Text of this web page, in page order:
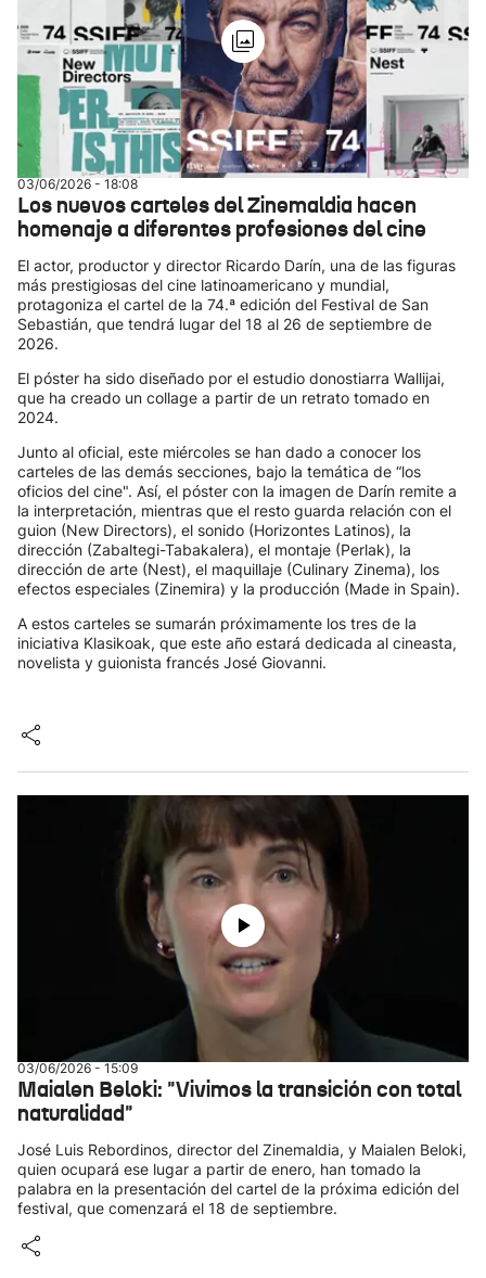
03/06/2026 - 18:08
Los nuevos carteles del Zinemaldia hacen
homenaje a diferentes profesiones del cine
El actor, productor y director Ricardo Darín, una de las figuras
más prestigiosas del cine latinoamericano y mundial,
protagoniza el cartel de la 74.ª edición del Festival de San
Sebastián, que tendrá lugar del 18 al 26 de septiembre de
2026.
El póster ha sido diseñado por el estudio donostiarra Wallijai,
que ha creado un collage a partir de un retrato tomado en
2024.
Junto al oficial, este miércoles se han dado a conocer los
carteles de las demás secciones, bajo la temática de “los
oficios del cine". Así, el póster con la imagen de Darín remite a
la interpretación, mientras que el resto guarda relación con el
guion (New Directors), el sonido (Horizontes Latinos), la
dirección (Zabaltegi-Tabakalera), el montaje (Perlak), la
dirección de arte (Nest), el maquillaje (Culinary Zinema), los
efectos especiales (Zinemira) y la producción (Made in Spain).
A estos carteles se sumarán próximamente los tres de la
iniciativa Klasikoak, que este año estará dedicada al cineasta,
novelista y guionista francés José Giovanni.
03/06/2026 - 15:09
Maialen Beloki: "Vivimos la transición con total
naturalidad"
José Luis Rebordinos, director del Zinemaldia, y Maialen Beloki,
quien ocupará ese lugar a partir de enero, han tomado la
palabra en la presentación del cartel de la próxima edición del
festival, que comenzará el 18 de septiembre.